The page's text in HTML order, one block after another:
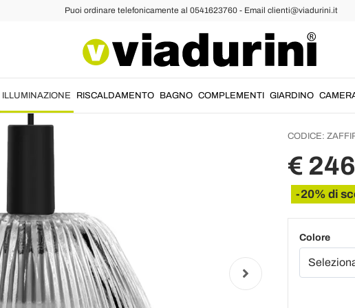
Puoi ordinare telefonicamente al 0541623760 - Email clienti@viadurini.it
ILLUMINAZIONE RISCALDAMENTO BAGNO COMPLEMENTI GIARDINO
Made
CODICE:
€
-20% di
Colore